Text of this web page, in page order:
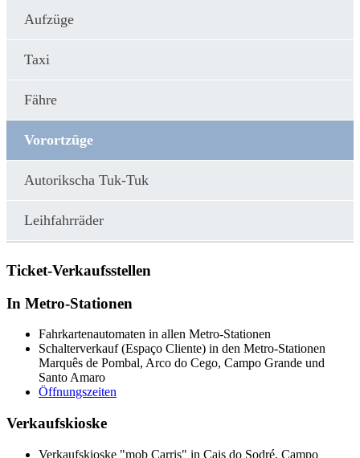
Aufzüge
Taxi
Fähre
Vorortzüge
Autorikscha Tuk-Tuk
Leihfahrräder
Ticket-Verkaufsstellen
In Metro-Stationen
Fahrkartenautomaten in allen Metro-Stationen
Schalterverkauf (Espaço Cliente) in den Metro-Stationen
Marquês de Pombal, Arco do Cego, Campo Grande und
Santo Amaro
Öffnungszeiten
Verkaufskioske
Verkaufskioske "mob Carris" in Cais do Sodré, Campo